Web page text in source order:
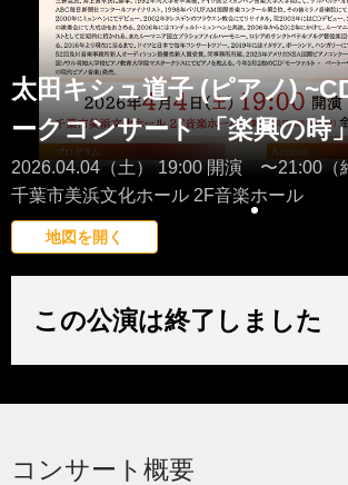
太田キシュ道子 (ピアノ)
ークコンサート 「楽興の時
2026.04.04（土） 19:00 開演 〜21:00（
千葉市美浜文化ホール 2F音楽ホール
地図を開く
この公演は終了しました
コンサート概要